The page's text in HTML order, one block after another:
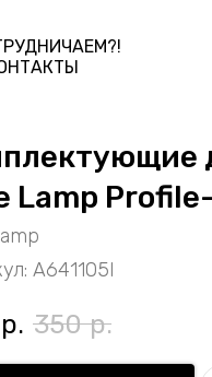
Lamp
A641105I
р. 350 р.